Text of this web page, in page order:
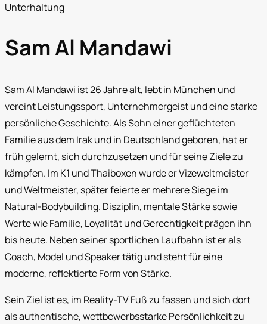
Unterhaltung
Sam Al Mandawi
Sam Al Mandawi ist 26 Jahre alt, lebt in München und
vereint Leistungssport, Unternehmergeist und eine starke
persönliche Geschichte. Als Sohn einer geflüchteten
Familie aus dem Irak und in Deutschland geboren, hat er
früh gelernt, sich durchzusetzen und für seine Ziele zu
kämpfen. Im K1 und Thaiboxen wurde er Vizeweltmeister
und Weltmeister, später feierte er mehrere Siege im
Natural-Bodybuilding. Disziplin, mentale Stärke sowie
Werte wie Familie, Loyalität und Gerechtigkeit prägen ihn
bis heute. Neben seiner sportlichen Laufbahn ist er als
Coach, Model und Speaker tätig und steht für eine
moderne, reflektierte Form von Stärke.
Sein Ziel ist es, im Reality-TV Fuß zu fassen und sich dort
als authentische, wettbewerbsstarke Persönlichkeit zu